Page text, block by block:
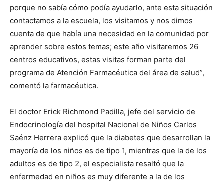
porque no sabía cómo podía ayudarlo, ante esta situación
contactamos a la escuela, los visitamos y nos dimos
cuenta de que había una necesidad en la comunidad por
aprender sobre estos temas; este año visitaremos 26
centros educativos, estas visitas forman parte del
programa de Atención Farmacéutica del área de salud”,
comentó la farmacéutica.
El doctor Erick Richmond Padilla, jefe del servicio de
Endocrinología del hospital Nacional de Niños Carlos
Saénz Herrera explicó que la diabetes que desarrollan la
mayoría de los niños es de tipo 1, mientras que la de los
adultos es de tipo 2, el especialista resaltó que la
enfermedad en niños es muy diferente a la de los